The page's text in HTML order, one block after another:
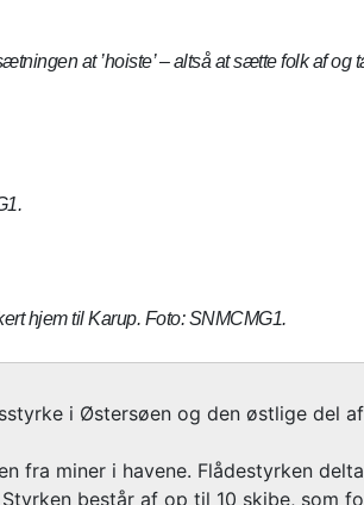
at ’hoiste’ – altså at sætte folk af og
hjem til Karup. Foto: SNMCMG1.
i Østersøen og den østlige del
fra miner i havene. Flådestyrken
består af op til 10 skibe, som